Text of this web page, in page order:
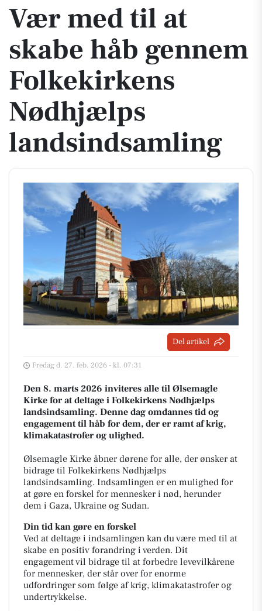
Vær med til at
skabe håb gennem
Folkekirkens
Nødhjælps
landsindsamling
Del artikel
Fredag d. 27. feb. 2026 - kl. 07:31
Den 8. marts 2026 inviteres alle til Ølsemagle
Kirke for at deltage i Folkekirkens Nødhjælps
landsindsamling. Denne dag omdannes tid og
engagement til håb for dem, der er ramt af krig,
klimakatastrofer og ulighed.
Ølsemagle Kirke åbner dørene for alle, der ønsker at
bidrage til Folkekirkens Nødhjælps
landsindsamling. Indsamlingen er en mulighed for
at gøre en forskel for mennesker i nød, herunder
dem i Gaza, Ukraine og Sudan.
Din tid kan gøre en forskel
Ved at deltage i indsamlingen kan du være med til at
skabe en positiv forandring i verden. Dit
engagement vil bidrage til at forbedre levevilkårene
for mennesker, der står over for enorme
udfordringer som følge af krig, klimakatastrofer og
undertrykkelse.